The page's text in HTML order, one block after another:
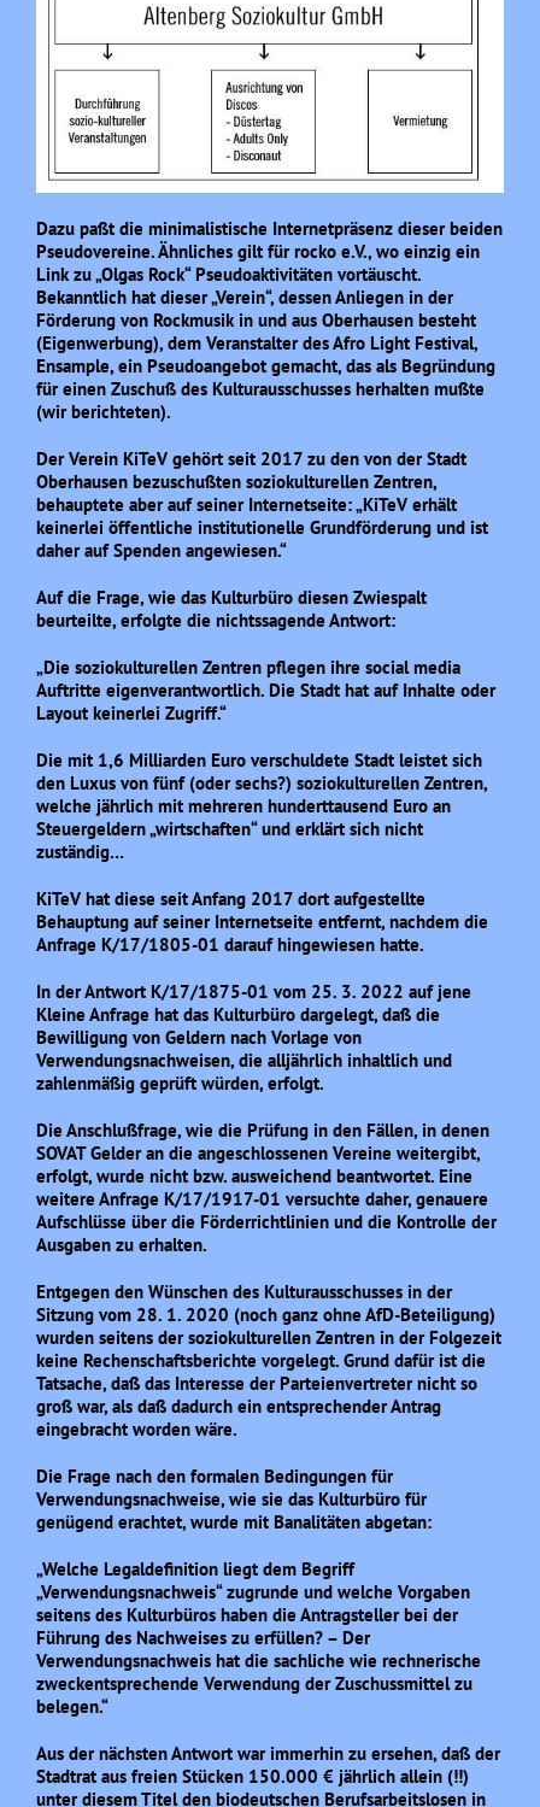
Dazu paßt die minimalistische Internetpräsenz dieser beiden
Pseudovereine. Ähnliches gilt für rocko e.V., wo einzig ein
Link zu „Olgas Rock“ Pseudoaktivitäten vortäuscht.
Bekanntlich hat dieser „Verein“, dessen Anliegen in der
Förderung von Rockmusik in und aus Oberhausen besteht
(Eigenwerbung), dem Veranstalter des Afro Light Festival,
Ensample, ein Pseudoangebot gemacht, das als Begründung
für einen Zuschuß des Kulturausschusses herhalten mußte
(wir berichteten).
Der Verein KiTeV gehört seit 2017 zu den von der Stadt
Oberhausen bezuschußten soziokulturellen Zentren,
behauptete aber auf seiner Internetseite: „KiTeV erhält
keinerlei öffentliche institutionelle Grundförderung und ist
daher auf Spenden angewiesen.“
Auf die Frage, wie das Kulturbüro diesen Zwiespalt
beurteilte, erfolgte die nichtssagende Antwort:
„Die soziokulturellen Zentren pflegen ihre social media
Auftritte eigenverantwortlich. Die Stadt hat auf Inhalte oder
Layout keinerlei Zugriff.“
Die mit 1,6 Milliarden Euro verschuldete Stadt leistet sich
den Luxus von fünf (oder sechs?) soziokulturellen Zentren,
welche jährlich mit mehreren hunderttausend Euro an
Steuergeldern „wirtschaften“ und erklärt sich nicht
zuständig…
KiTeV hat diese seit Anfang 2017 dort aufgestellte
Behauptung auf seiner Internetseite entfernt, nachdem die
Anfrage K/17/1805-01 darauf hingewiesen hatte.
In der Antwort K/17/1875-01 vom 25. 3. 2022 auf jene
Kleine Anfrage hat das Kulturbüro dargelegt, daß die
Bewilligung von Geldern nach Vorlage von
Verwendungsnachweisen, die alljährlich inhaltlich und
zahlenmäßig geprüft würden, erfolgt.
Die Anschlußfrage, wie die Prüfung in den Fällen, in denen
SOVAT Gelder an die angeschlossenen Vereine weitergibt,
erfolgt, wurde nicht bzw. ausweichend beantwortet. Eine
weitere Anfrage K/17/1917-01 versuchte daher, genauere
Aufschlüsse über die Förderrichtlinien und die Kontrolle der
Ausgaben zu erhalten.
Entgegen den Wünschen des Kulturausschusses in der
Sitzung vom 28. 1. 2020 (noch ganz ohne AfD-Beteiligung)
wurden seitens der soziokulturellen Zentren in der Folgezeit
keine Rechenschaftsberichte vorgelegt. Grund dafür ist die
Tatsache, daß das Interesse der Parteienvertreter nicht so
groß war, als daß dadurch ein entsprechender Antrag
eingebracht worden wäre.
Die Frage nach den formalen Bedingungen für
Verwendungsnachweise, wie sie das Kulturbüro für
genügend erachtet, wurde mit Banalitäten abgetan:
„Welche Legaldefinition liegt dem Begriff
„Verwendungsnachweis“ zugrunde und welche Vorgaben
seitens des Kulturbüros haben die Antragsteller bei der
Führung des Nachweises zu erfüllen? – Der
Verwendungsnachweis hat die sachliche wie rechnerische
zweckentsprechende Verwendung der Zuschussmittel zu
belegen.“
Aus der nächsten Antwort war immerhin zu ersehen, daß der
Stadtrat aus freien Stücken 150.000 € jährlich allein (!!)
unter diesem Titel den biodeutschen Berufsarbeitslosen in